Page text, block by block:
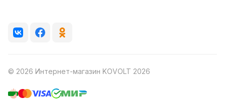
© 2026 Интернет-магазин KOVOLT 2026